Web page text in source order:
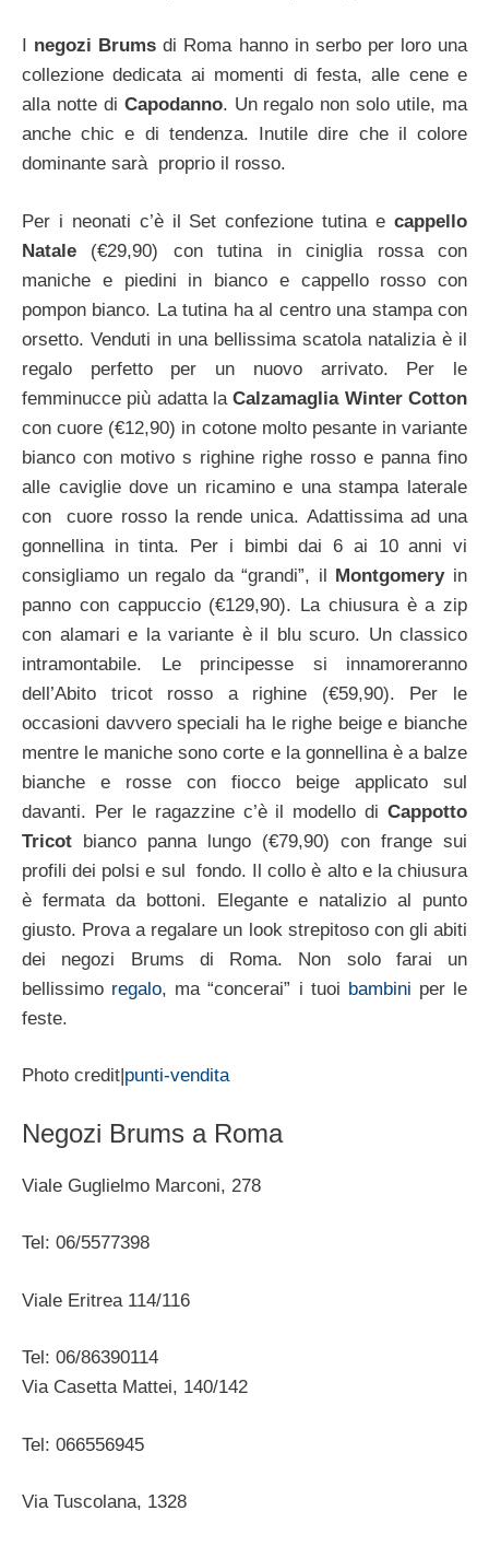
negozi Brums di Roma hanno in serbo per loro una
collezione dedicata ai momenti di festa, alle cene e
alla notte di Capodanno. Un regalo non solo utile, ma
anche chic e di tendenza. Inutile dire che il colore
dominante sarà proprio il rosso.
Per i neonati c’è il Set confezione tutina e cappello
Natale (€29,90) con tutina in ciniglia rossa con
maniche e piedini in bianco e cappello rosso con
pompon bianco. La tutina ha al centro una stampa con
orsetto. Venduti in una bellissima scatola natalizia è il
regalo perfetto per un nuovo arrivato. Per le
femminucce più adatta laCalzamaglia Winter Cotton
con cuore (€12,90) in cotone molto pesante in variante
bianco con motivo s righine righe rosso e panna fino
alle caviglie dove un ricamino e una stampa laterale
con cuore rosso la rende unica. Adattissima ad una
gonnellina in tinta. Per i bimbi dai 6 ai 10 anni vi
consigliamo un regalo da “grandi”, il Montgomeryin
panno con cappuccio (€129,90). La chiusura è a zip
con alamari e la variante è il blu scuro. Un classico
intramontabile. Le principesse si innamoreranno
dell’Abito tricot rosso a righine (€59,90). Per le
occasioni davvero speciali ha le righe beige e bianche
mentre le maniche sono corte e la gonnellina è a balze
bianche e rosse con fiocco beige applicato sul
davanti. Per le ragazzine c’è il modello di Cappotto
Tricot bianco panna lungo (€79,90) con frange sui
profili dei polsi e sul fondo. Il collo è alto e la chiusura
è fermata da bottoni. Elegante e natalizio al punto
giusto. Prova a regalare un look strepitoso con gli abiti
dei negozi Brums di Roma. Non solo farai un
bellissimo regalo, ma “concerai” i tuoi bambini per le
feste.
Photo credit| punti-vendita
Negozi Brums a Roma
Viale Guglielmo Marconi, 278
Tel: 06/5577398
Viale Eritrea 114/116
Tel: 06/86390114
Via Casetta Mattei, 140/142
Tel: 066556945
Via Tuscolana, 1328